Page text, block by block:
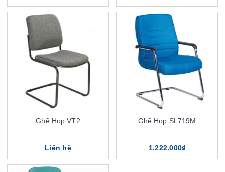
Ghế Họp VT2
Liên hệ
Ghế Họp SL719M
1.222.000₫